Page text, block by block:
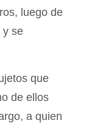
luego de
y se
que
de ellos
a quien